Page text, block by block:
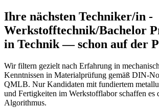
Ihre nächsten Techniker/in -
Werkstofftechnik/Bachelor
in Technik— schon auf der
Wir filtern gezielt nach Erfahrung in
Kenntnissen in Materialprüfung gemäß DIN-
QMLB. Nur Kandidaten mit fundiertem
und Fertigkeiten im Werkstofflabor schaffen es
Algorithmus.